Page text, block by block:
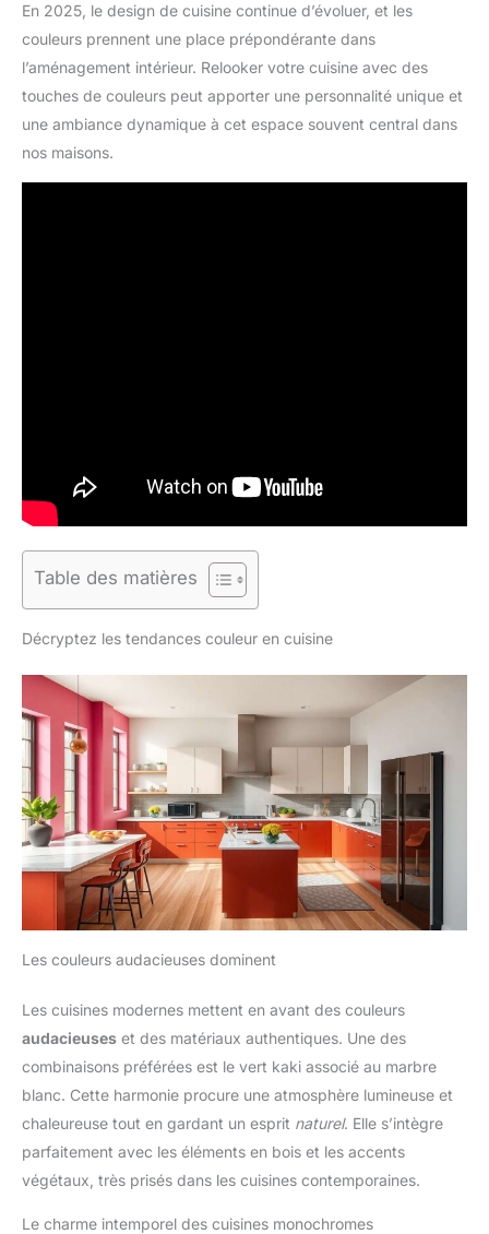
En 2025, le design de cuisine continue d’évoluer, et les
couleurs prennent une place prépondérante dans
l’aménagement intérieur. Relooker votre cuisine avec des
touches de couleurs peut apporter une personnalité unique et
une ambiance dynamique à cet espace souvent central dans
nos maisons.
Table des matières
Décryptez les tendances couleur en cuisine
Les couleurs audacieuses dominent
Les cuisines modernes mettent en avant des couleurs
audacieuses et des matériaux authentiques. Une des
combinaisons préférées est le vert kaki associé au marbre
blanc. Cette harmonie procure une atmosphère lumineuse et
chaleureuse tout en gardant un esprit naturel. Elle s’intègre
parfaitement avec les éléments en bois et les accents
végétaux, très prisés dans les cuisines contemporaines.
Le charme intemporel des cuisines monochromes